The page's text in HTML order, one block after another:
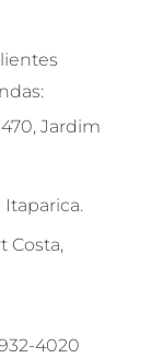
Jardim
Itaparica.
Costa,
4020